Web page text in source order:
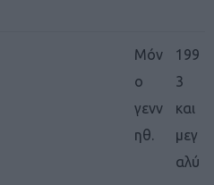
Μόν
ο
γενν
ηθ.
199
3
και
μεγ
αλύ